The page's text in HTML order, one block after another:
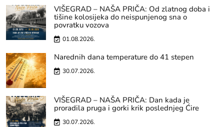
VIŠEGRAD – NAŠA PRIČA: Od zlatnog doba i
tišine kolosijeka do neispunjenog sna o
povratku vozova
01.08.2026.
Narednih dana temperature do 41 stepen
30.07.2026.
VIŠEGRAD – NAŠA PRIČA: Dan kada je
proradila pruga i gorki krik poslednjeg Ćire
30.07.2026.